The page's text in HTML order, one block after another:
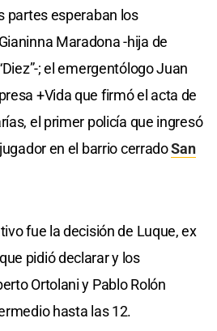
partes esperaban los
Maradona -hija de
; el emergentólogo Juan
+Vida que firmó el acta de
el primer policía que ingresó
en el barrio cerradoSan
fue la decisión de Luque, ex
pidió declarar y los
Ortolani y Pablo Rolón
hasta las 12.